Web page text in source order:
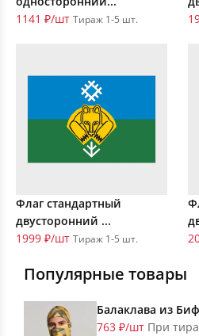
1141 ₽/шт Тираж 1-5 шт.
Флаг стандартный
двусторонний ...
1999 ₽/шт Тираж 1-5 шт.
Популярные товары
Балаклава из
763 ₽/шт При